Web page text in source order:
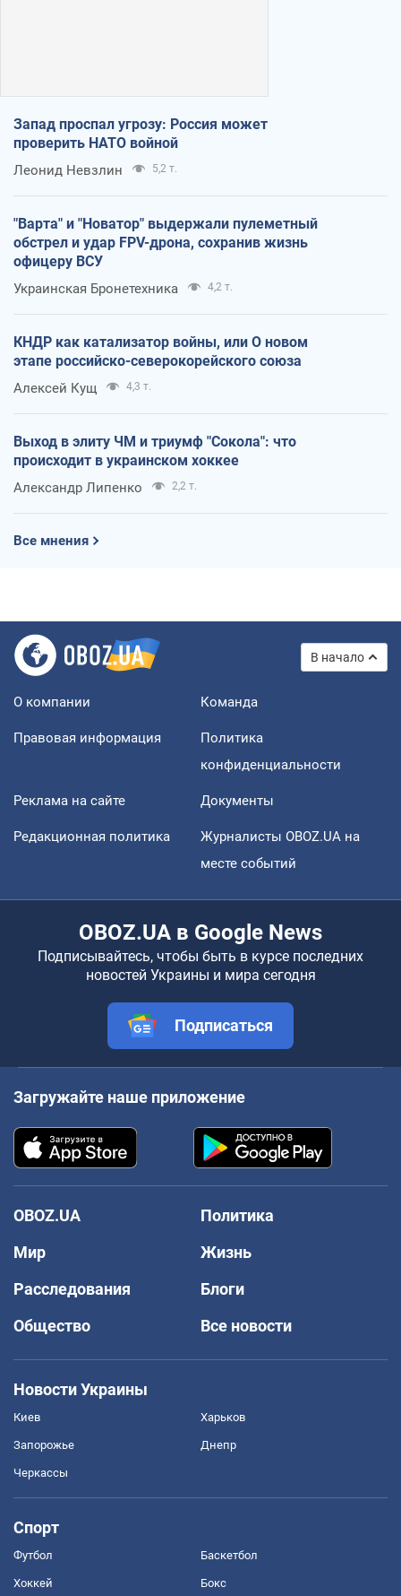
Запад проспал угрозу: Россия может
проверить НАТО войной
Леонид Невзлин 5,2 т.
"Варта" и "Новатор" выдержали пулеметный
обстрел и удар FPV-дрона, сохранив жизнь
офицеру ВСУ
Украинская Бронетехника 4,2 т.
КНДР как катализатор войны, или О новом
этапе российско-северокорейского союза
Алексей Кущ 4,3 т.
Выход в элиту ЧМ и триумф "Сокола": что
происходит в украинском хоккее
Александр Липенко 2,2 т.
Все мнения
В начало
О компании Команда
Правовая информация
Политика
конфиденциальности
Реклама на сайте Документы
Редакционная политика
Журналисты OBOZ.UA на
месте событий
OBOZ.UA в Google News
Подписывайтесь, чтобы быть в курсе последних
новостей Украины и мира сегодня
Подписаться
Загружайте наше приложение
OBOZ.UA
Политика
Мир
Жизнь
Расследования
Блоги
Общество
Все новости
Новости Украины
Киев Харьков
Запорожье Днепр
Черкассы
Спорт
Футбол Баскетбол
Хоккей Бокс